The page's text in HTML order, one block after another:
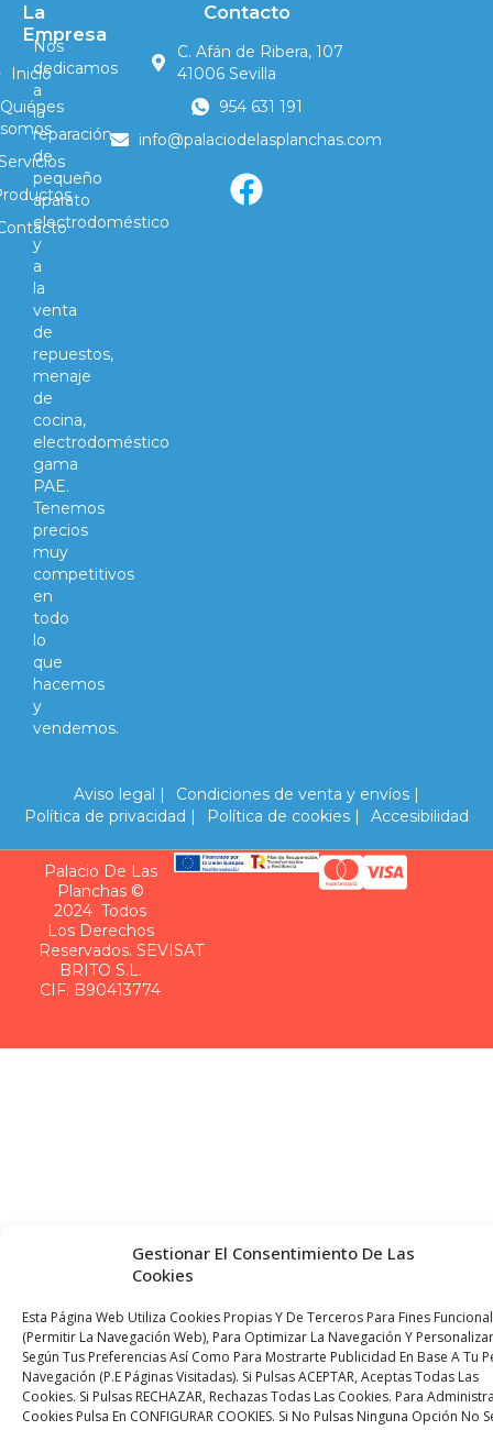
Gestionar El Consentimiento De Las
Cookies
Esta Página Web Utiliza Cookies Propias Y De Terceros Para Fines
(permitir La Navegación Web), Para Optimizar La Navegación Y
Según Tus Preferencias Así Como Para Mostrarte Publicidad En Base A Tu
Navegación (p.e Páginas Visitadas). Si Pulsas ACEPTAR, Aceptas Todas Las
Cookies. Si Pulsas RECHAZAR, Rechazas Todas Las Cookies. Para
Cookies Pulsa En CONFIGURAR COOKIES. Si No Pulsas Ninguna Opción No
Nos
dedicamos
a
la
reparación
de
pequeño
aparato
electrodoméstico
y
a
la
venta
de
repuestos,
menaje
de
cocina,
electrodoméstico
gama
PAE.
Tenemos
precios
muy
competitivos
en
todo
lo
que
hacemos
y
vendemos.
La
Empresa
Inicio
Quiénes
somos
Contacto
C. Afán de Ribera, 107
41006 Sevilla
954 631 191
info@palaciodelasplanchas.com
Aviso legal |
Condiciones de venta y envíos |
Política de privacidad |
Política de cookies | Accesibilidad
Palacio De Las
Planchas ©
2024 Todos
Los Derechos
Reservados. SEVISAT
BRITO S.L.
CIF: B90413774